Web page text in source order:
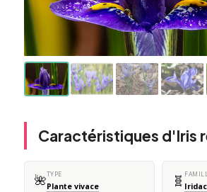
Caractéristiques d'Iris
🌺TYPE
Plante vivace 🧬